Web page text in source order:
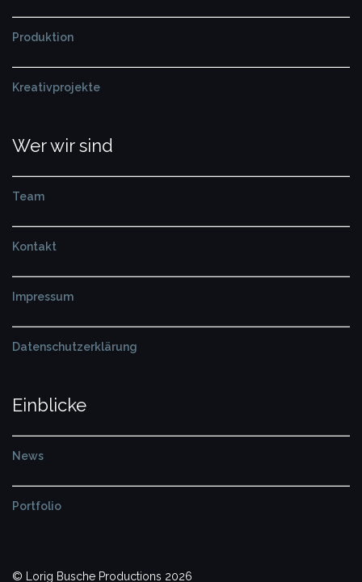
Produktion
Kreativprojekte
Wer wir sind
Team
Kontakt
Impressum
Datenschutzerklärung
Einblicke
News
Portfolio
© Lorig Busche Productions 2026